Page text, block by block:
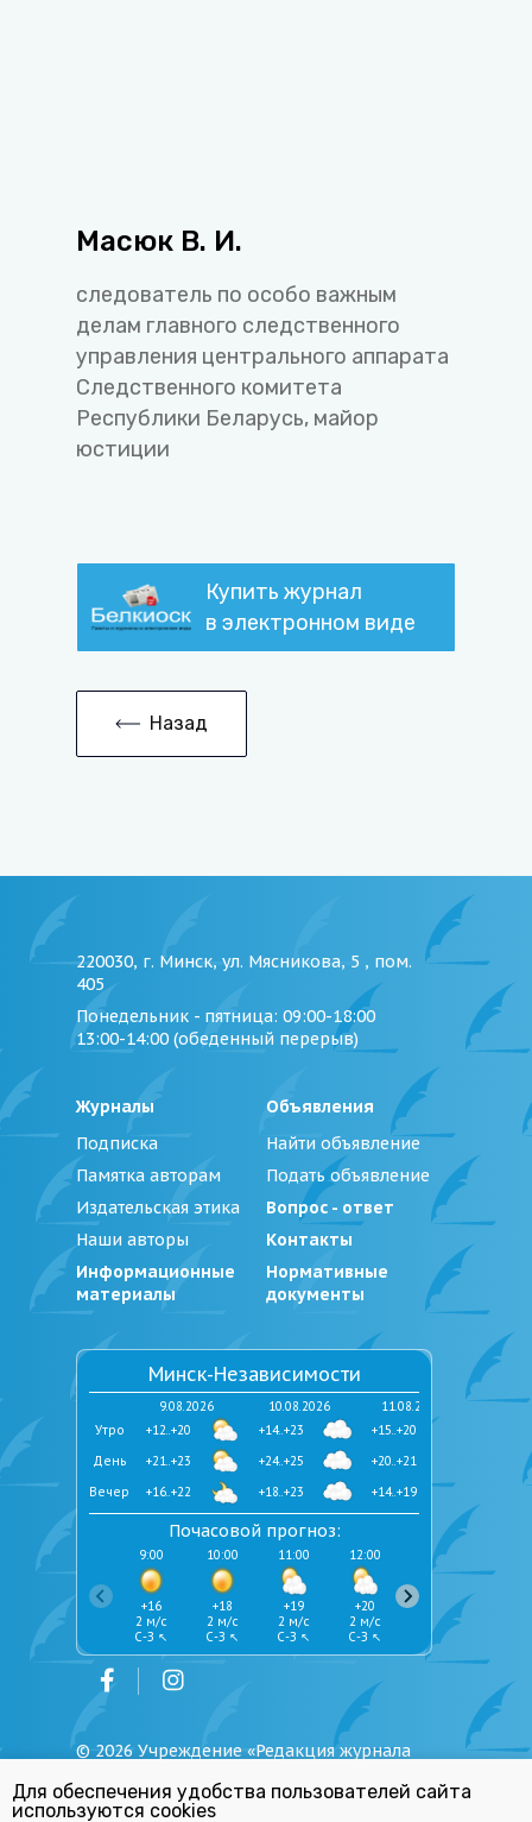
Масюк В. И.
следователь по особо важным
делам главного следственного
управления центрального аппарата
Следственного комитета
Республики Беларусь, майор
юстиции
Купить журнал
в электронном виде
Назад
220030, г. Минск, ул. Мясникова, 5 , пом.
405
Понедельник - пятница: 09:00-18:00
13:00-14:00 (обеденный перерыв)
Журналы
Подписка
Памятка авторам
Издательская этика
Наши авторы
Информационные
материалы
Объявления
Найти объявление
Подать объявление
Вопрос - ответ
Контакты
Нормативные
документы
Минск-Независимости
9.08.2026
+12..+20
+21..+23
+16..+22
10.08.2026
+14..+23
+24..+25
+18..+23
11.08.2026
+15..+20
+20..+21
+14..+19
Вечер
День
Утро
Почасовой прогноз:
9:00
+16
2 м/с
С-З ↖
10:00
+18
2 м/с
С-З ↖
11:00
+19
2 м/с
С-З ↖
12:00
+20
2 м/с
С-З ↖
13:00
2 м/с
С-З ↖
©2026 Учреждение «Редакция журнала
Политика обработки персональных
данных
Для обеспечения удобства пользователей сайта
используются cookies